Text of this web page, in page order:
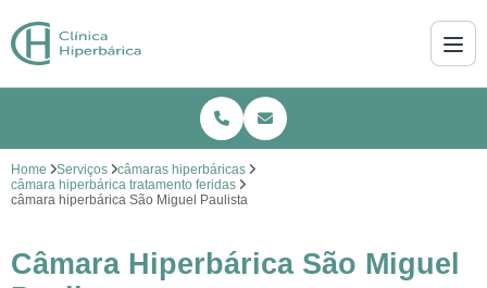
Home Serviços
câmaras hiperbáricas
câmara hiperbárica tratamento feridas
câmara hiperbárica São Miguel Paulista
Câmara Hiperbárica São Miguel